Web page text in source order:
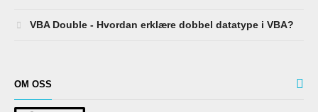
VBA Double - Hvordan erklære dobbel datatype i VBA?
OM OSS